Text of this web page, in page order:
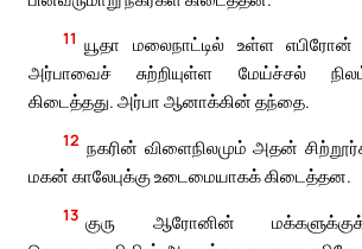
11 யூதா மலைநாட்டில் உள்ள எபிரோன்
அர்பாவைச் சுற்றியுள்ள மேய்ச்சல்
கிடைத்தது. அர்பா ஆனாக்கின் தந்தை.
12 நகரின் விளைநிலமும் அதன்
மகன் காலேபுக்கு உடைமையாகக் கிடைத்தன.
13 குரு ஆரோனின்